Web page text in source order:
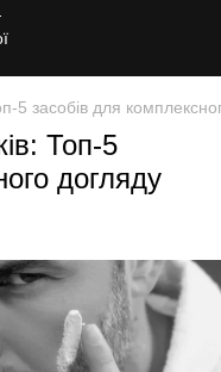
5 засобів для
Топ-5
догляду